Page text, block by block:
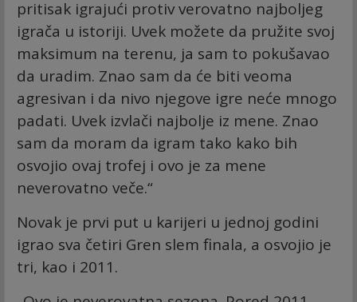
pritisak igrajući protiv verovatno najboljeg
igrača u istoriji. Uvek možete da pružite svoj
maksimum na terenu, ja sam to pokušavao
da uradim. Znao sam da će biti veoma
agresivan i da nivo njegove igre neće mnogo
padati. Uvek izvlači najbolje iz mene. Znao
sam da moram da igram tako kako bih
osvojio ovaj trofej i ovo je za mene
neverovatno veče.“
Novak je prvi put u karijeri u jednoj godini
igrao sva četiri Gren slem finala, a osvojio je
tri, kao i 2011.